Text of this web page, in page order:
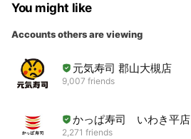
You might like
Accounts others are viewing
元気寿司 郡山大槻店
9,007 friends
かっぱ寿司 いわき平店
2,271 friends